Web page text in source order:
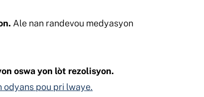
Ale nan randevou medyasyon
oswa yon lòt rezolisyon.
odyans pou pri lwaye.